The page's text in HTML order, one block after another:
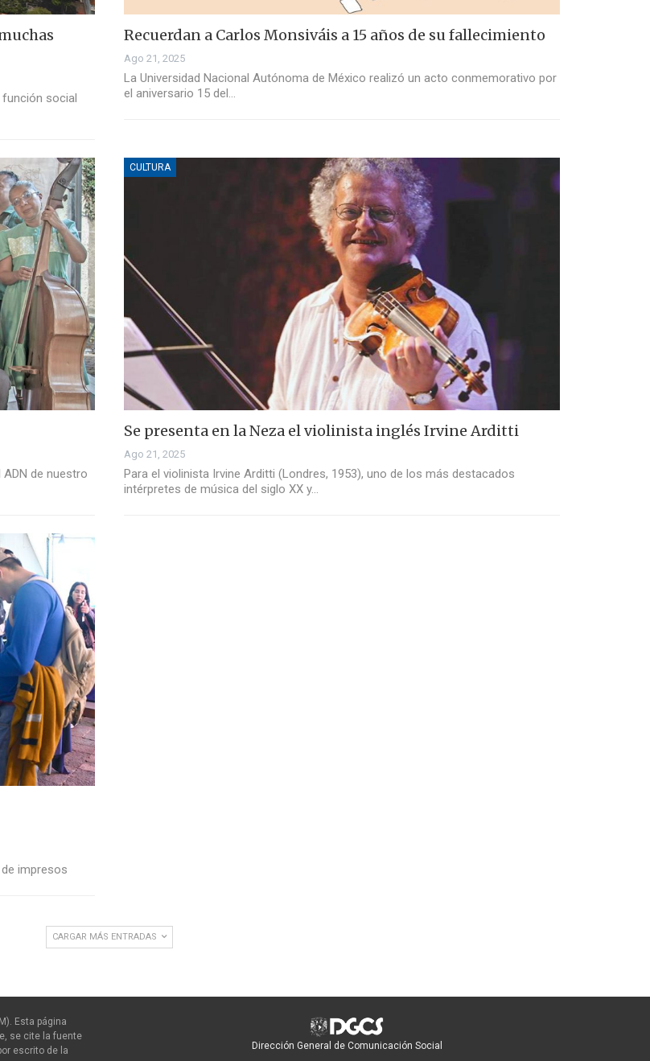
función social
Recuerdan a Carlos Monsiváis a 15 años de su fallecimiento
Ago 21, 2025
La Universidad Nacional Autónoma de México realizó un acto conmemorativo por
el aniversario 15 del…
de nuestro
CULTURA
Se presenta en la Neza el violinista inglés Irvine Arditti
Ago 21, 2025
Para el violinista Irvine Arditti (Londres, 1953), uno de los más destacados
intérpretes de música del siglo XX y…
impresos
CARGAR MÁS ENTRADAS
Esta página
se cite la fuente
escrito de la
Dirección General de Comunicación Social